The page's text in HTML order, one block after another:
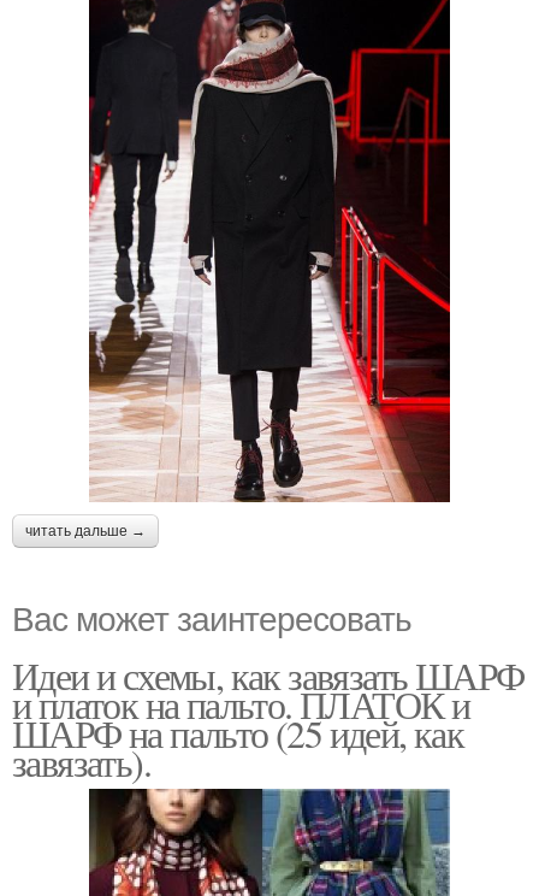
читать дальше →
Вас может заинтересовать
Идеи и схемы, как завязать ШАРФ
и платок на пальто. ПЛАТОК и
ШАРФ на пальто (25 идей, как
завязать).